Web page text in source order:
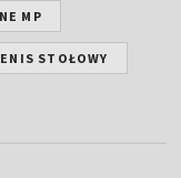
MP
STOŁOWY